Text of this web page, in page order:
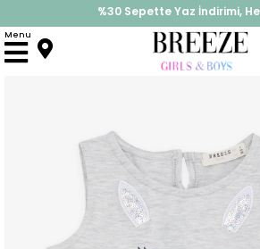
%30 Sepette Yaz İndirimi,
İndirimlere ek %10 İndirimi Kap,
Menu
Anasayfa Elbise Modelleri Yazlık